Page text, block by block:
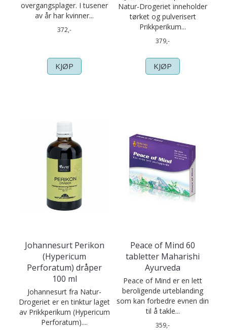
overgangsplager. I tusener
av år har kvinner...
372,-
KJØP
Natur-Drogeriet inneholder
tørket og pulverisert
Prikkperikum...
379,-
KJØP
Johannesurt Perikon
(Hypericum
Perforatum) dråper
100 ml
Johannesurt fra Natur-
Drogeriet er en tinktur laget
av Prikkperikum (Hypericum
Perforatum)....
Peace of Mind 60
tabletter Maharishi
Ayurveda
Peace of Mind er en lett
beroligende urteblanding
som kan forbedre evnen din
til å takle...
359,-